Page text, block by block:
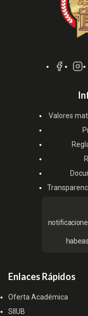
Sociales
Valores
Enlaces Rápidos
Oferta Académica
SIIUB